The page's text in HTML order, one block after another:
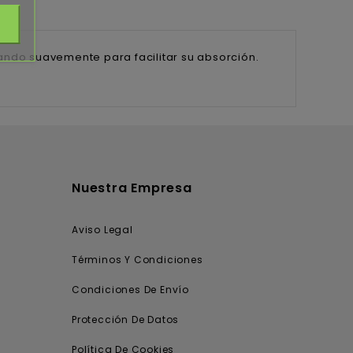
suavemente para facilitar su absorción.
Nuestra Empresa
Aviso Legal
Términos Y Condiciones
Condiciones De Envío
Protección De Datos
Política De Cookies